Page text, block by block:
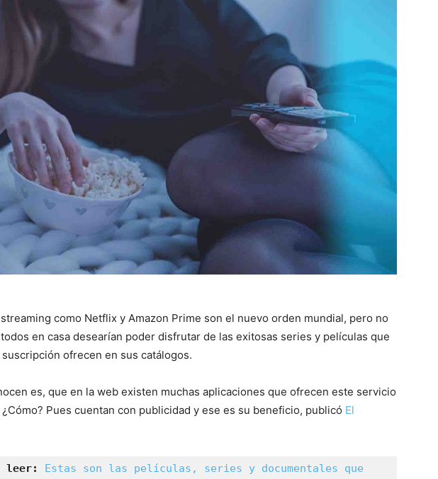
como Netflix y Amazon Prime son el nuevo orden mundial, pero no
en casa desearían poder disfrutar de las exitosas series y películas que
ofrecen en sus catálogos.
es, que en la web existen muchas aplicaciones que ofrecen este servicio
Pues cuentan con publicidad y ese es su beneficio, publicó El
leer:
Estas son las películas, series y documentales que